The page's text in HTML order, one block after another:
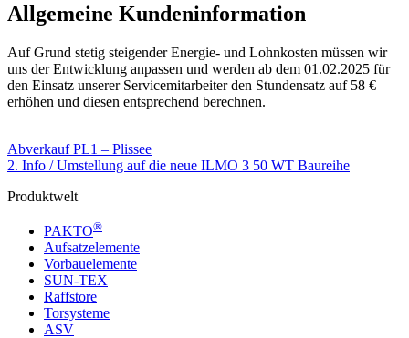
Allgemeine Kundeninformation
Auf Grund stetig steigender Energie- und Lohnkosten müssen wir
uns der Entwicklung anpassen und werden ab dem 01.02.2025 für
den Einsatz unserer Servicemitarbeiter den Stundensatz auf 58 €
erhöhen und diesen entsprechend berechnen.
Abverkauf PL1 – Plissee
2. Info / Umstellung auf die neue ILMO 3 50 WT Baureihe
Produktwelt
PAKTO®
Aufsatzelemente
Vorbauelemente
SUN-TEX
Raffstore
Torsysteme
ASV